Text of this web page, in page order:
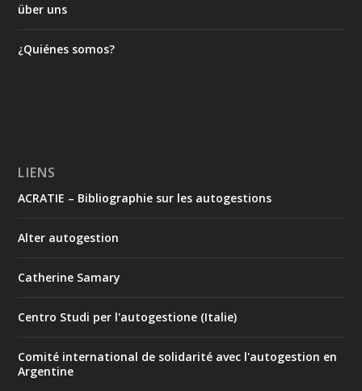
über uns
¿Quiénes somos?
LIENS
ACRATIE – Bibliographie sur les autogestions
Alter autogestion
Catherine Samary
Centro Studi per l'autogestione (Italie)
Comité international de solidarité avec l'autogestion en
Argentine